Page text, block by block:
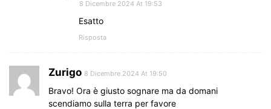
8 Dicembre 2024 At 19:53
Esatto
Risposta
Zurigo 8 Dicembre 2024 At 19:50
Bravo! Ora è giusto sognare ma da domani
scendiamo sulla terra per favore